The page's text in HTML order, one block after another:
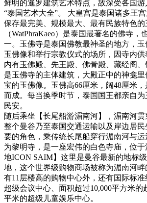
鲜明的暹罗建筑艺术特点，故深受各国
“泰国艺术大全”。 大皇宫是泰国诸多王
保存最完美、规模最大、最有民族特色的
（WatPhraKaeo）是泰国最著名的佛寺，
一。玉佛寺是泰国佛教最神圣的地方，
玉佛像和举行宗教仪式的场所，因寺内
内有玉佛殿、先王殿、佛骨殿、藏经阁
是玉佛寺的主体建筑，大殿正中的神龛
宝的玉佛像。玉佛高66厘米，阔48厘米
而成。每当换季时节，泰国国王都亲自
民安。
随后乘坐【长尾船游湄南河】，湄南河
整个曼谷乃至泰国交通运输以及岸边居
要的角色，乘传统长尾船穿行湄南河与
为黎明寺，是一座宏伟的白色寺庙，位
地ICON SAIM】这里是曼谷最新的地标
地，这个世界级购物商场被称为湄南河
有11层楼高的购物中心外，还有国际标准
超级会议中心、面积超过10,000平方米的
平米的超级儿童娱乐中心。